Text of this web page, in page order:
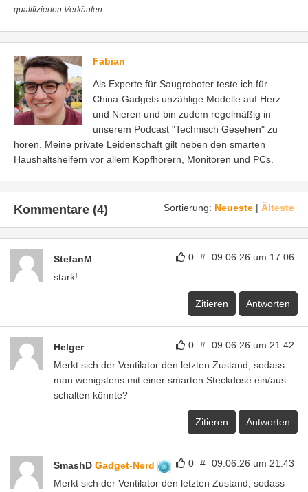
qualifizierten Verkäufen.
Fabian
Als Experte für Saugroboter teste ich für
China-Gadgets unzählige Modelle auf Herz
und Nieren und bin zudem regelmäßig in
unserem Podcast "Technisch Gesehen" zu
hören. Meine private Leidenschaft gilt neben den smarten
Haushaltshelfern vor allem Kopfhörern, Monitoren und PCs.
Sortierung: Neueste | Älteste
Kommentare (4)
0 # 09.06.26 um 17:06
StefanM
stark!
Zitieren Antworten
0 # 09.06.26 um 21:42
Helger
Merkt sich der Ventilator den letzten Zustand, sodass
man wenigstens mit einer smarten Steckdose ein/aus
schalten könnte?
Zitieren Antworten
0 # 09.06.26 um 21:43
SmashD Gadget-Nerd
Merkt sich der Ventilator den letzten Zustand, sodass